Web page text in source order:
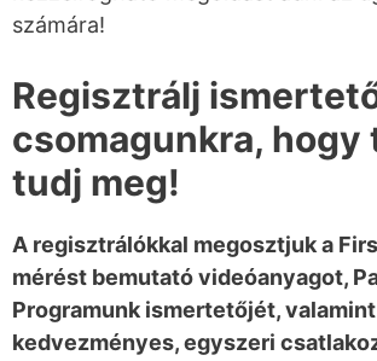
számára!
Regisztrálj
csomagunkra, hogy
tudj meg!
A regisztrálókkal megosztjuk a
mérést bemutató videóanyagot,
Programunk ismertetőjét,
kedvezményes, egyszeri